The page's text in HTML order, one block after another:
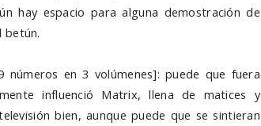
hay espacio para alguna demostración de
betún.
números en 3 volúmenes]: puede que fuera
influenció Matrix, llena de matices y
bien, aunque puede que se sintieran